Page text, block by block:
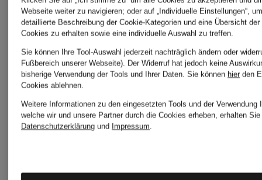
Herrlicher
Joseph
Ribkoff
TOMMY
JEANS
Webseite weiter zu navigieren; oder auf „Individuelle Einstellungen“,
detaillierte Beschreibung der Cookie-Kategorien und eine Übersicht
Cookies zu erhalten sowie eine individuelle Auswahl zu treffen.
Sie können Ihre Tool-Auswahl jederzeit nachträglich ändern oder
Fußbereich unserer Webseite). Der Widerruf hat jedoch keine
bisherige Verwendung der Tools und Ihrer Daten. Sie können hier den
Cookies ablehnen.
Weitere Informationen zu den eingesetzten Tools und der Verwendung
welche wir und unsere Partner durch die Cookies erheben, erhalten
Datenschutzerklärung und Impressum.